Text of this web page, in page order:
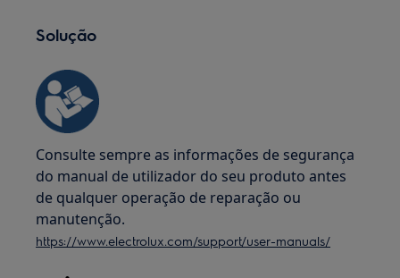
Solução
Consulte sempre as informações de segurança
do manual de utilizador do seu produto antes
de qualquer operação de reparação ou
manutenção.
https://www.electrolux.com/support/user-manuals/